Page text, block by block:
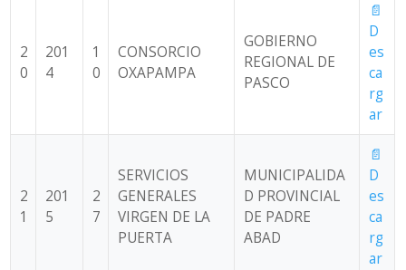
2
0
201
4
1
0
CONSORCIO
OXAPAMPA
GOBIERNO
REGIONAL DE
PASCO
📄
D
es
ca
rg
ar
2
1
201
5
2
7
SERVICIOS
GENERALES
VIRGEN DE LA
PUERTA
MUNICIPALIDA
D PROVINCIAL
DE PADRE
ABAD
📄
D
es
ca
rg
ar